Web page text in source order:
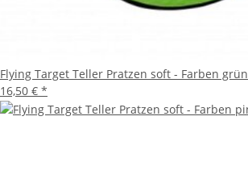
Flying Target Teller Pratzen soft - Farben grün
16,50 € *